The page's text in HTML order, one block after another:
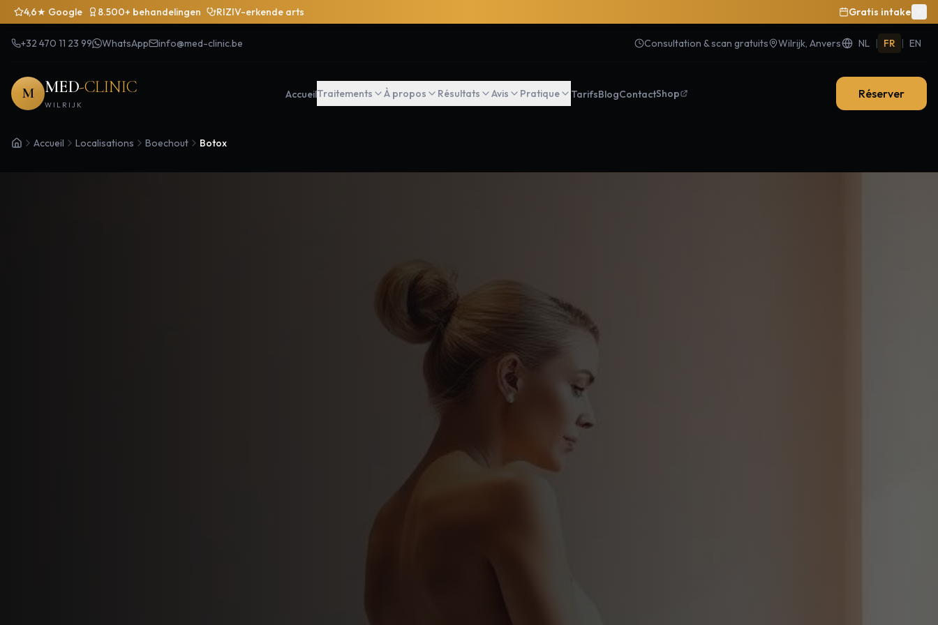
4,6★ Google 8.500+ behandelingen RIZIV-erkende arts Gratis intake
+32 470 11 23 99 WhatsApp info@med-clinic.be Consultation & scan gratuits Wilrijk, Anvers NL | FR | EN
M MED-CLINIC
WILRIJK
AccueilTraitements À propos Résultats Avis Pratique TarifsBlogContactShop Réserver
Accueil Localisations Boechout Botox